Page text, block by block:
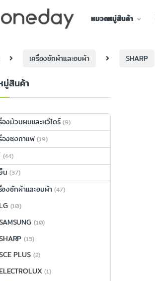
หมวดหมู่สินค้า
เครื่องซักผ้าและอบผ้า SHARP
สินค้า
องม้วนผมและหวีไดร์ (9)
องชงกาแฟ (19)
(44)
น (37)
องซักผ้าและอบผ้า (47)
(10)
(10)
(15)
PLUS (2)
(1)